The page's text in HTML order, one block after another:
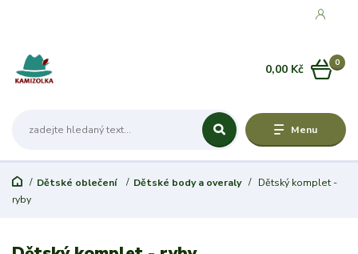
Menu
0
0,00 Kč
Dětské oblečení Dětské body a overaly
Dětský komplet -
ryby